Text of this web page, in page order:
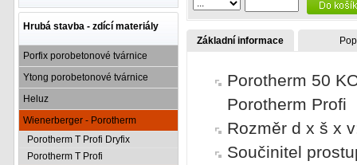
Hrubá stavba - zdící materiály
Porfix porobetonové tvárnice
Ytong porobetonové tvárnice
Heluz
Wienerberger - Porotherm
Porotherm T Profi Dryfix
Porotherm T Profi
Základní informace
Porotherm 50
Porotherm Profi
Rozměr d x š x
Součinitel